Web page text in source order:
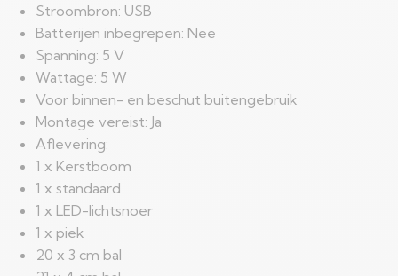
Stroombron: USB
Batterijen inbegrepen: Nee
Spanning: 5 V
Wattage: 5 W
Voor binnen- en beschut buitengebruik
Montage vereist: Ja
Aflevering:
1 x Kerstboom
1 x standaard
1 x LED-lichtsnoer
1 x piek
20 x 3 cm bal